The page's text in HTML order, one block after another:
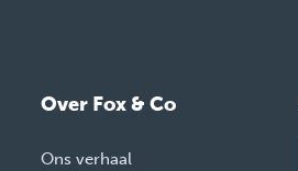
Over Fox & Co
Ons verhaal